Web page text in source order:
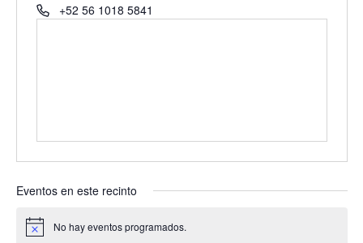
Teléfono+52 56 1018 5841
Eventos en este recinto
Aviso No hay eventos programados.